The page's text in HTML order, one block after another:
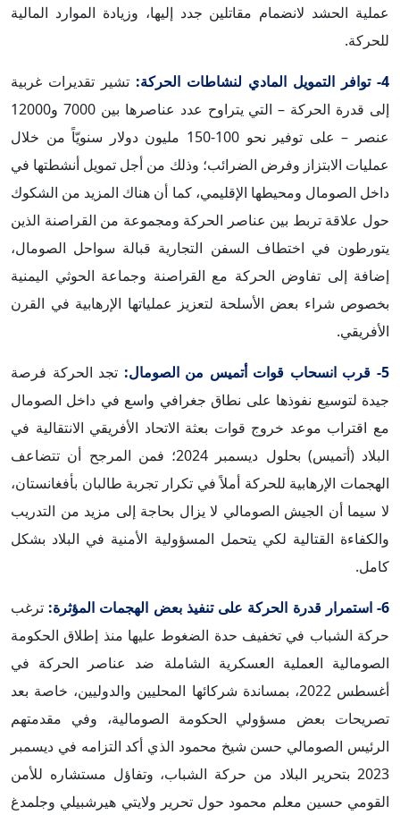
عملية الحشد لانضمام مقاتلين جدد إليها، وزيادة الموارد المالية
للحركة.
4- توافر التمويل المادي لنشاطات الحركة:
تشير تقديرات غربية
إلى قدرة الحركة – التي يتراوح عدد عناصرها بين 7000 و12000
عنصر – على توفير نحو 100-150 مليون دولار سنويّاً من خلال
عمليات الابتزاز وفرض الضرائب؛ وذلك من أجل تمويل أنشطتها في
داخل الصومال ومحيطها الإقليمي، كما أن هناك المزيد من الشكوك
حول علاقة تربط بين عناصر الحركة ومجموعة من القراصنة الذين
يتورطون في اختطاف السفن التجارية قبالة سواحل الصومال،
إضافة إلى تفاوض الحركة مع القراصنة وجماعة الحوثي اليمنية
بخصوص شراء بعض الأسلحة لتعزيز عملياتها الإرهابية في القرن
الأفريقي.
5- قرب انسحاب قوات أتميس من الصومال:
تجد الحركة فرصة
جيدة لتوسيع نفوذها على نطاق جغرافي واسع في داخل الصومال
مع اقتراب موعد خروج قوات بعثة الاتحاد الأفريقي الانتقالية في
البلاد (أتميس) بحلول ديسمبر 2024؛ فمن المرجح أن تتضاعف
الهجمات الإرهابية للحركة أملاً في تكرار تجربة طالبان بأفغانستان،
لا سيما أن الجيش الصومالي لا يزال بحاجة إلى مزيد من التدريب
والكفاءة القتالية لكي يتحمل المسؤولية الأمنية في البلاد بشكل
كامل.
6- استمرار قدرة الحركة على تنفيذ بعض الهجمات المؤثرة:
ترغب
حركة الشباب في تخفيف حدة الضغوط عليها منذ إطلاق الحكومة
الصومالية العملية العسكرية الشاملة ضد عناصر الحركة في
أغسطس 2022، بمساندة شركائها المحليين والدوليين، خاصة بعد
تصريحات بعض مسؤولي الحكومة الصومالية، وفي مقدمتهم
الرئيس الصومالي حسن شيخ محمود الذي أكد التزامه في ديسمبر
2023 بتحرير البلاد من حركة الشباب، وتفاؤل مستشاره للأمن
القومي حسين معلم محمود حول تحرير ولايتي هيرشبيلي وجلمدغ